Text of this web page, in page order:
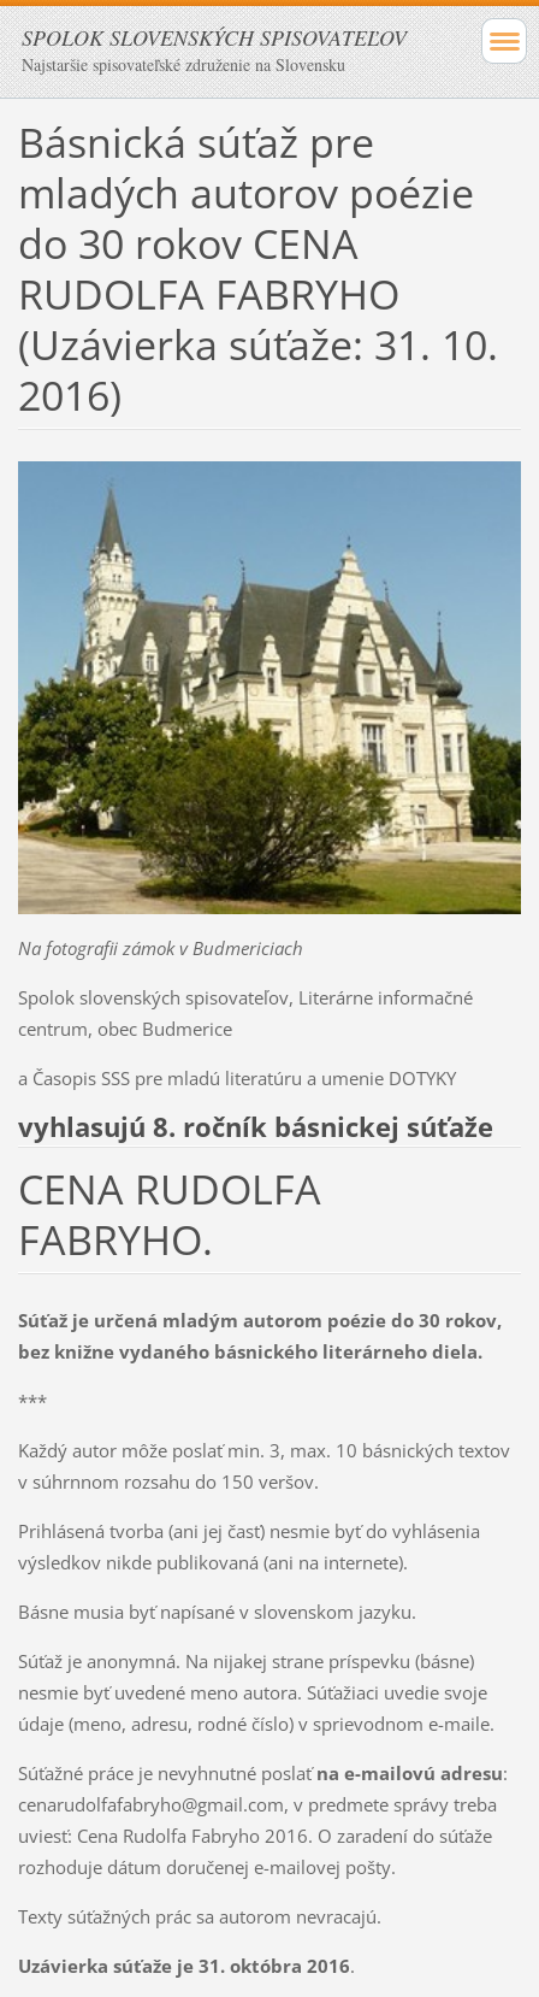
SPOLOK SLOVENSKÝCH SPISOVATEĽOV
Najstaršie spisovateľské združenie na Slovensku
Básnická súťaž pre
mladých autorov poézie
do 30 rokov CENA
RUDOLFA FABRYHO
(Uzávierka súťaže: 31. 10.
2016)
Na fotografii zámok v Budmericiach
Spolok slovenských spisovateľov, Literárne informačné
centrum, obec Budmerice
a Časopis SSS pre mladú literatúru a umenie DOTYKY
vyhlasujú 8. ročník básnickej súťaže
CENA RUDOLFA
FABRYHO.
Súťaž je určená mladým autorom poézie do 30 rokov,
bez knižne vydaného básnického literárneho diela.
***
Každý autor môže poslať min. 3, max. 10 básnických textov
v súhrnnom rozsahu do 150 veršov.
Prihlásená tvorba (ani jej časť) nesmie byť do vyhlásenia
výsledkov nikde publikovaná (ani na internete).
Básne musia byť napísané v slovenskom jazyku.
Súťaž je anonymná. Na nijakej strane príspevku (básne)
nesmie byť uvedené meno autora. Súťažiaci uvedie svoje
údaje (meno, adresu, rodné číslo) v sprievodnom e-maile.
Súťažné práce je nevyhnutné poslaťna e-mailovú adresu:
cenarudolfafabryho@gmail.com, v predmete správy treba
uviesť: Cena Rudolfa Fabryho 2016. O zaradení do súťaže
rozhoduje dátum doručenej e-mailovej pošty.
Texty súťažných prác sa autorom nevracajú.
Uzávierka súťaže je 31. októbra 2016.